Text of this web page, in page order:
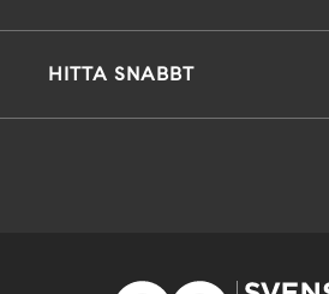
HITTA SNABBT